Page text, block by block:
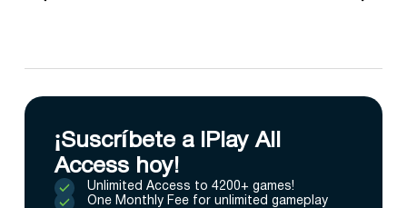
¡Suscríbete a IPlay All
Access hoy!
Unlimited Access to 4200+ games!
One Monthly Fee for unlimited gameplay